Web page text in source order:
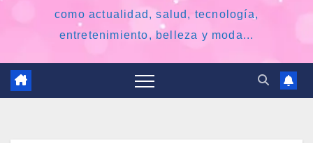
como actualidad, salud, tecnología,
entretenimiento, belleza y moda...